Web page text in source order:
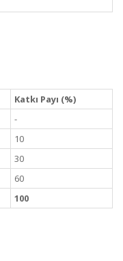
Katkı Payı (%)
-
10
30
60
100